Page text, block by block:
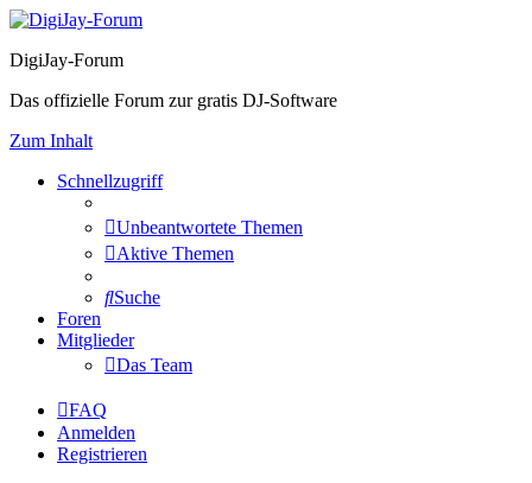
DigiJay-Forum
Das offizielle Forum zur gratis DJ-Software
Zum Inhalt
Schnellzugriff
Unbeantwortete Themen
Aktive Themen
Suche
Foren
Mitglieder
Das Team
FAQ
Anmelden
Registrieren